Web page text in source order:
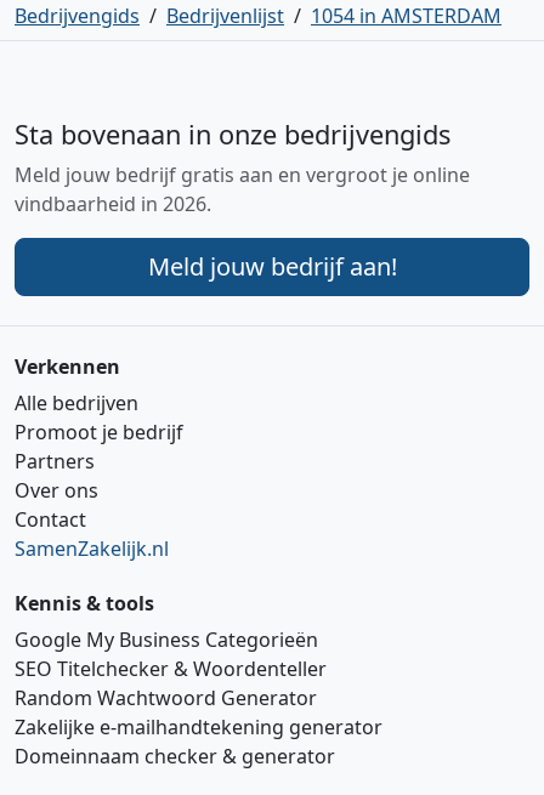
Bedrijvengids / Bedrijvenlijst / 1054 in AMSTERDAM
Sta bovenaan in onze bedrijvengids
Meld jouw bedrijf gratis aan en vergroot je online
vindbaarheid in 2026.
Meld jouw bedrijf aan!
Verkennen
Alle bedrijven
Promoot je bedrijf
Partners
Over ons
Contact
SamenZakelijk.nl
Kennis & tools
Google My Business Categorieën
SEO Titelchecker & Woordenteller
Random Wachtwoord Generator
Zakelijke e‑mailhandtekening generator
Domeinnaam checker & generator